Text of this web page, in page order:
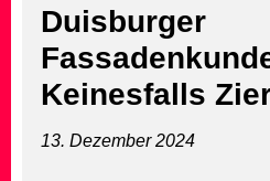
Duisburger
Keinesfalls
13. Dezember 2024